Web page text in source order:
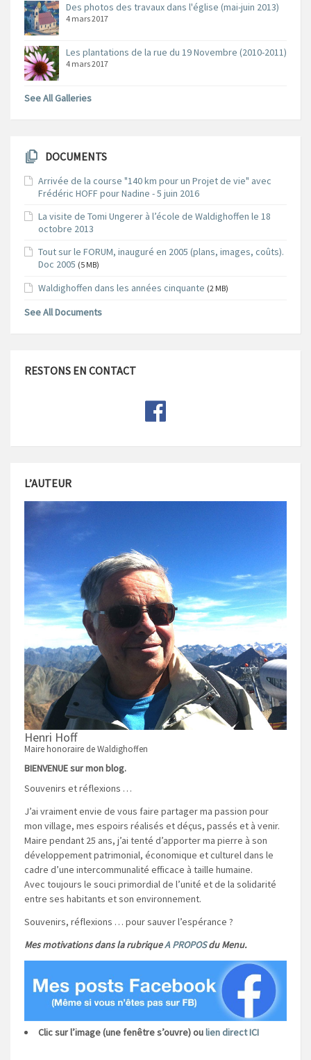
Des photos des travaux dans l'église (mai-juin 2013)
4 mars 2017
Les plantations de la rue du 19 Novembre (2010-2011)
4 mars 2017
See All Galleries
DOCUMENTS
Arrivée de la course "140 km pour un Projet de vie" avec
Frédéric HOFF pour Nadine - 5 juin 2016
La visite de Tomi Ungerer à l’école de Waldighoffen le 18
octobre 2013
Tout sur le FORUM, inauguré en 2005 (plans, images, coûts).
Doc 2005 (5 MB)
Waldighoffen dans les années cinquante (2 MB)
See All Documents
RESTONS EN CONTACT
L’AUTEUR
Henri Hoff
Maire honoraire de Waldighoffen
BIENVENUE sur mon blog.
Souvenirs et réflexions …
J’ai vraiment envie de vous faire partager ma passion pour
mon village, mes espoirs réalisés et déçus, passés et à venir.
Maire pendant 25 ans, j’ai tenté d’apporter ma pierre à son
développement patrimonial, économique et culturel dans le
cadre d’une intercommunalité efficace à taille humaine.
Avec toujours le souci primordial de l’unité et de la solidarité
entre ses habitants et son environnement.
Souvenirs, réflexions … pour sauver l’espérance ?
Mes motivations dans la rubriqueA PROPOSdu Menu.
Clic sur l’image (une fenêtre s’ouvre) oulien direct ICI